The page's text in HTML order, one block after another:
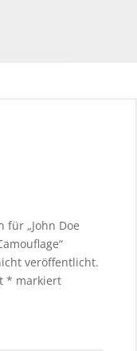
für „John Doe
veröffentlicht.
* markiert